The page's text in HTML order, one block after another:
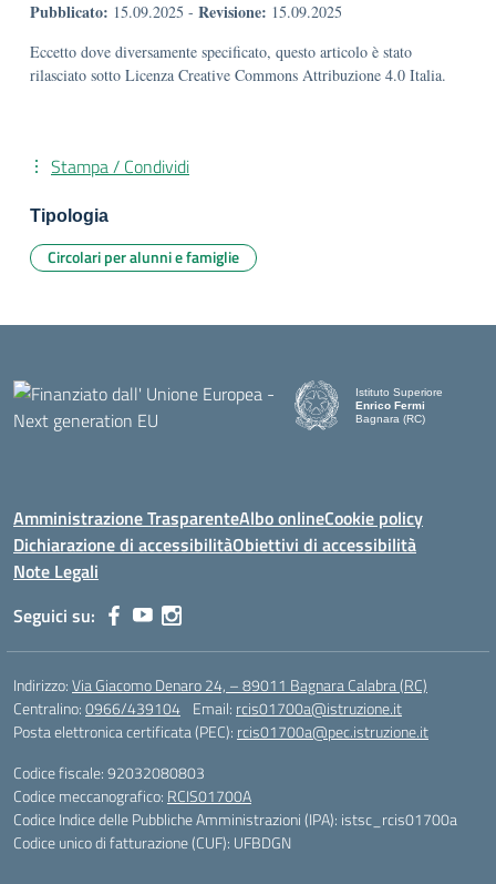
Pubblicato: 15.09.2025 - Revisione: 15.09.2025
Eccetto dove diversamente specificato, questo articolo è stato
rilasciato sotto Licenza Creative Commons Attribuzione 4.0 Italia.
Stampa / Condividi
Tipologia
Circolari per alunni e famiglie
Istituto Superiore
Enrico Fermi
Bagnara (RC)
Amministrazione TrasparenteAlbo onlineCookie policy
Dichiarazione di accessibilitàObiettivi di accessibilità
Note Legali
Seguici su:
Indirizzo:Via Giacomo Denaro 24, – 89011 Bagnara Calabra (RC)
Centralino:0966/439104 Email: rcis01700a@istruzione.it
Posta elettronica certificata (PEC): rcis01700a@pec.istruzione.it
Codice fiscale: 92032080803
Codice meccanografico: RCIS01700A
Codice Indice delle Pubbliche Amministrazioni (IPA): istsc_rcis01700a
Codice unico di fatturazione (CUF): UFBDGN